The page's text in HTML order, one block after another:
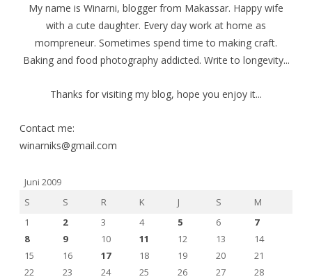
My name is Winarni, blogger from Makassar. Happy wife
with a cute daughter. Every day work at home as
mompreneur. Sometimes spend time to making craft.
Baking and food photography addicted. Write to longevity...
Thanks for visiting my blog, hope you enjoy it...
Contact me:
winarniks@gmail.com
Juni 2009
S
S R K J S
M
1
2 3 4 5 6
7
8
9 10 11 12 13
14
15
16 17 18 19 20
21
22
23 24 25 26 27
28